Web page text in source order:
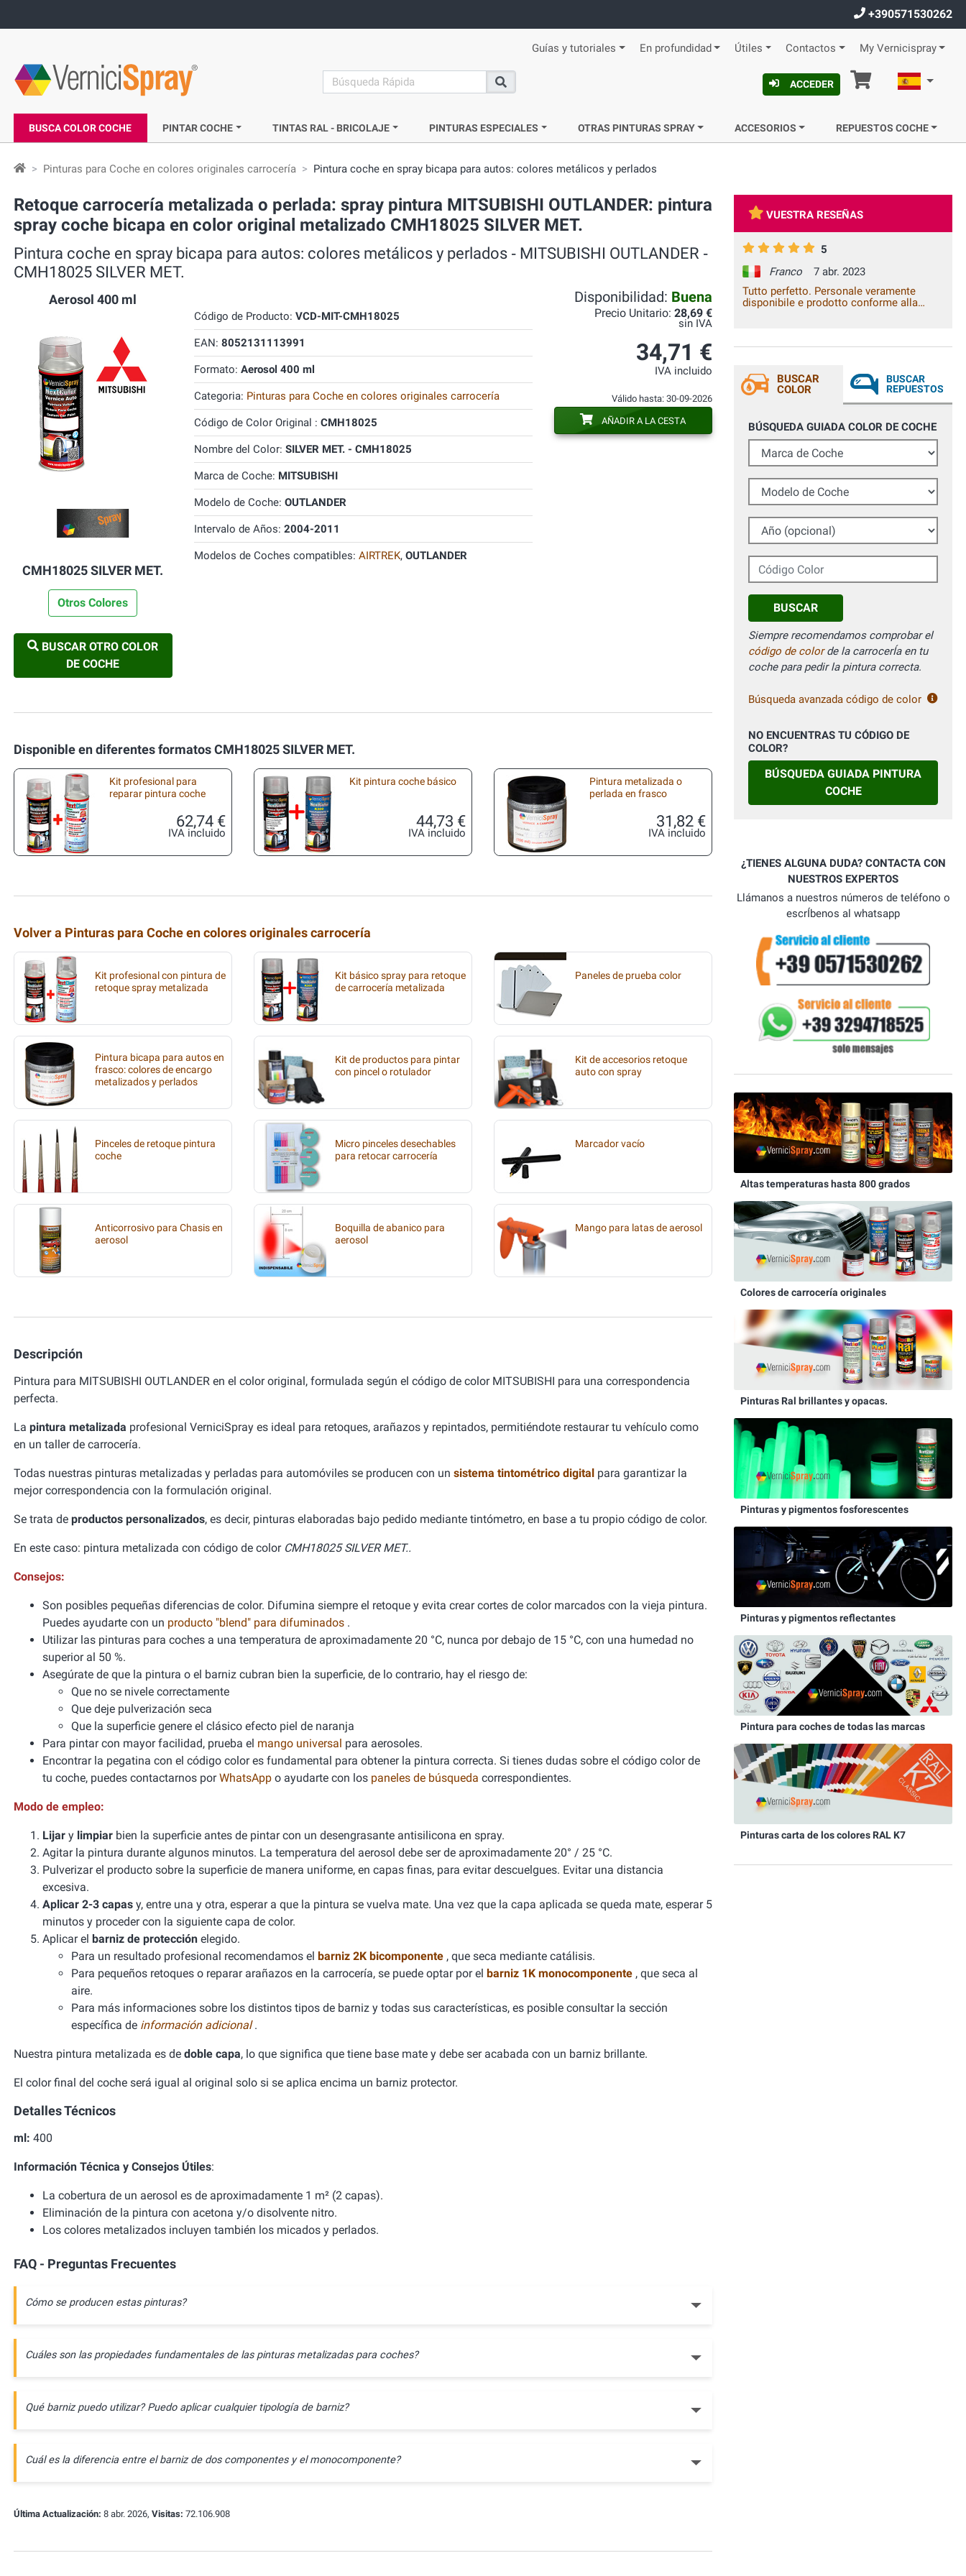
+390571530262
Guías y tutoriales En profundidad Útiles Contactos My Vernicispray
search
Buscar
ACCEDER Cesta Español
BUSCA COLOR COCHE PINTAR COCHE TINTAS RAL - BRICOLAJE PINTURAS ESPECIALES OTRAS PINTURAS SPRAY ACCESORIOS REPUESTOS COCHE
Pinturas para Coche en colores originales carrocería Pintura coche en spray bicapa para autos: colores metálicos y perlados
Retoque carrocería metalizada o perlada: spray pintura MITSUBISHI OUTLANDER: pintura
spray coche bicapa en color original metalizado CMH18025 SILVER MET.
Pintura coche en spray bicapa para autos: colores metálicos y perlados ‐ MITSUBISHI OUTLANDER ‐
CMH18025 SILVER MET.
Aerosol 400 ml
CMH18025 SILVER MET.
Otros Colores
BUSCAR OTRO COLOR
DE COCHE
Código de Producto: VCD-MIT-CMH18025
EAN: 8052131113991
Formato: Aerosol 400 ml
Categoria: Pinturas para Coche en colores originales carrocería
Código de Color Original : CMH18025
Nombre del Color: SILVER MET. - CMH18025
Marca de Coche: MITSUBISHI
Modelo de Coche: OUTLANDER
Intervalo de Años: 2004-2011
Modelos de Coches compatibles: AIRTREK, OUTLANDER
Disponibilidad: Buena
Precio Unitario: 28,69 €
sin IVA
34,71 €
IVA incluido
Válido hasta: 30-09-2026
AÑADIR A LA CESTA
Disponible en diferentes formatos CMH18025 SILVER MET.
Kit profesional para
reparar pintura coche
62,74 €
IVA incluido
Kit pintura coche básico
44,73 €
IVA incluido
Pintura metalizada o
perlada en frasco
31,82 €
IVA incluido
Volver a Pinturas para Coche en colores originales carrocería
Kit profesional con pintura de
retoque spray metalizada
Kit básico spray para retoque
de carrocería metalizada
Paneles de prueba color
Pintura bicapa para autos en
frasco: colores de encargo
metalizados y perlados
Kit de productos para pintar
con pincel o rotulador
Kit de accesorios retoque
auto con spray
Pinceles de retoque pintura
coche
Micro pinceles desechables
para retocar carrocería
Marcador vacío
Anticorrosivo para Chasis en
aerosol
Boquilla de abanico para
aerosol
Mango para latas de aerosol
Descripción
Pintura para MITSUBISHI OUTLANDER en el color original, formulada según el código de color MITSUBISHI para una correspondencia
perfecta.
La pintura metalizada profesional VerniciSpray es ideal para retoques, arañazos y repintados, permitiéndote restaurar tu vehículo como
en un taller de carrocería.
Todas nuestras pinturas metalizadas y perladas para automóviles se producen con un sistema tintométrico digital para garantizar la
mejor correspondencia con la formulación original.
Se trata de productos personalizados, es decir, pinturas elaboradas bajo pedido mediante tintómetro, en base a tu propio código de color.
En este caso: pintura metalizada con código de color CMH18025 SILVER MET..
Consejos:
Son posibles pequeñas diferencias de color. Difumina siempre el retoque y evita crear cortes de color marcados con la vieja pintura.
Puedes ayudarte con un producto "blend" para difuminados .
Utilizar las pinturas para coches a una temperatura de aproximadamente 20 °C, nunca por debajo de 15 °C, con una humedad no
superior al 50 %.
Asegúrate de que la pintura o el barniz cubran bien la superficie, de lo contrario, hay el riesgo de:
Que no se nivele correctamente
Que deje pulverización seca
Que la superficie genere el clásico efecto piel de naranja
Para pintar con mayor facilidad, prueba el mango universal para aerosoles.
Encontrar la pegatina con el código color es fundamental para obtener la pintura correcta. Si tienes dudas sobre el código color de
tu coche, puedes contactarnos porWhatsApp o ayudarte con los paneles de búsqueda correspondientes.
Modo de empleo:
Lijar y limpiar bien la superficie antes de pintar con un desengrasante antisilicona en spray.
Agitar la pintura durante algunos minutos. La temperatura del aerosol debe ser de aproximadamente 20° / 25 °C.
Pulverizar el producto sobre la superficie de manera uniforme, en capas finas, para evitar descuelgues. Evitar una distancia
excesiva.
Aplicar 2-3 capas y, entre una y otra, esperar a que la pintura se vuelva mate. Una vez que la capa aplicada se queda mate, esperar 5
minutos y proceder con la siguiente capa de color.
Aplicar el barniz de protección elegido.
Para un resultado profesional recomendamos el barniz 2K bicomponente , que seca mediante catálisis.
Para pequeños retoques o reparar arañazos en la carrocería, se puede optar por el barniz 1K monocomponente , que seca al
aire.
Para más informaciones sobre los distintos tipos de barniz y todas sus características, es posible consultar la sección
específica de información adicional.
Nuestra pintura metalizada es de doble capa, lo que significa que tiene base mate y debe ser acabada con un barniz brillante.
El color final del coche será igual al original solo si se aplica encima un barniz protector.
Detalles Técnicos
ml: 400
Información Técnica y Consejos Útiles:
La cobertura de un aerosol es de aproximadamente 1 m² (2 capas).
Eliminación de la pintura con acetona y/o disolvente nitro.
Los colores metalizados incluyen también los micados y perlados.
FAQ - Preguntas Frecuentes
Cómo se producen estas pinturas?
Cuáles son las propiedades fundamentales de las pinturas metalizadas para coches?
Qué barniz puedo utilizar? Puedo aplicar cualquier tipología de barniz?
Cuál es la diferencia entre el barniz de dos componentes y el monocomponente?
Última Actualización: 8 abr. 2026, Visitas: 72.106.908
VUESTRA RESEÑAS
5
Franco
7 abr. 2023
Tutto perfetto. Personale veramente
disponibile e prodotto conforme alla
BUSCAR
COLOR
BUSCAR
REPUESTOS
BÚSQUEDA GUIADA COLOR DE COCHE
Marca de Coche
Modelo de Coche
Año (opcional)
Código Color
BUSCAR
Siempre recomendamos comprobar el
código de colorde la carrocerÍa en tu
coche para pedir la pintura correcta.
Búsqueda avanzada código de color
NO ENCUENTRAS TU CÓDIGO DE
COLOR?
BÚSQUEDA GUIADA PINTURA
COCHE
¿TIENES ALGUNA DUDA? CONTACTA CON
NUESTROS EXPERTOS
Llámanos a nuestros números de teléfono o
escrÍbenos al whatsapp
Altas temperaturas hasta 800 grados
Colores de carrocería originales
Pinturas Ral brillantes y opacas.
Pinturas y pigmentos fosforescentes
Pinturas y pigmentos reflectantes
Pintura para coches de todas las marcas
Pinturas carta de los colores RAL K7